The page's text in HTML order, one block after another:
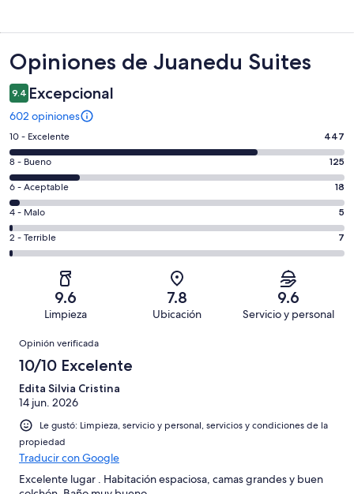
Opiniones
Opiniones de Juanedu Suites
9.4 Excepcional
602 opiniones
Puntuación
de
10,
es
decir,
Excelente.
Basada
en
opiniones
10 - Excelente 447
Puntuación
de
8,
es
decir,
Bueno.
opiniones
8 - Bueno 125
Puntuación
de
6,
es
decir,
Aceptable.
de
602
opiniones
6 - Aceptable 18
Puntuación
de
4,
Basada
de
opiniones
4 - Malo 5
Puntuación
de
Terrible.
Basada
de
602
opiniones
2 - Terrible 7
9.6
Limpieza
7.8
Ubicación
9.6
Servicio y personal
Opiniones
Opinión verificada
10/10 Excelente
Edita Silvia Cristina
14 jun. 2026
Le gustó: Limpieza, servicio y personal, servicios y condiciones de la
propiedad
Traducir con Google
Excelente lugar . Habitación espaciosa, camas grandes y buen